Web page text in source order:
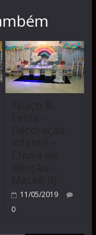
11/05/2019
0